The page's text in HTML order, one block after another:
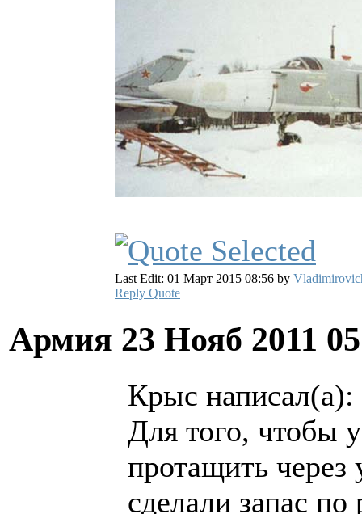
Last Edit: 01 Март 2015 08:56 by
Reply Quote
Армия 23 Нояб 2011
Крыс написал(а):
Для того, чтобы
протащить через
сделали запас